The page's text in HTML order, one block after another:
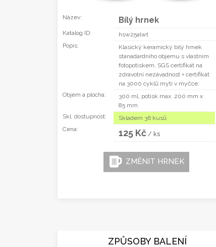
Název: Bílý hrnek
Katalog ID:
hsw25alwt
Popis:
Klasický keramický bílý hrnek
stanadardního objemu s vlastním
fotopotiskem. SGS certifikát na
zdravotní nezávadnost + certifikát
na 3000 cyklů mytí v myčce.
Objem a plocha:
300 ml, potisk max. 200 mm x
85 mm
Skl. dostupnost:
Skladem 36 kusů
Cena:
125 Kč/ ks
ZMĚNIT HRNEK
ZPŮSOBY BALENÍ